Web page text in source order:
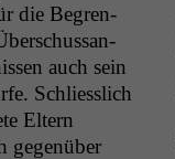
die Begren­
auch sein
Schliesslich
Eltern
gegenüber